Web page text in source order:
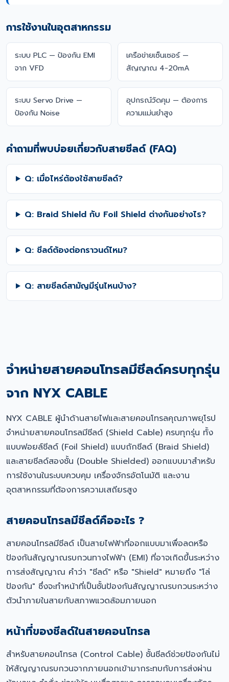
การใช้งานในอุตสาหกรรม
ระบบ PLC — ป้องกัน EMI
จาก VFD
เครือข่ายเซ็นเซอร์ —
สัญญาณ 4-20mA
ระบบ Servo Drive —
ป้องกัน Noise
อุปกรณ์วัดคุม — ต้องการ
ความแม่นยำสูง
คำถามที่พบบ่อยเกี่ยวกับสายชีลด์ (FAQ)
Q: เมื่อไหร่ต้องใช้สายชีลด์?
Q: Braid Shield กับ Foil Shield ต่างกันอย่างไร?
Q: ชีลด์ต้องต่อกราวนด์ไหม?
Q: สายชีลด์สามัญมีรุ่นไหนบ้าง?
จำหน่ายสายคอนโทรลมีชีลด์ครบทุกรุ่น
จาก NYX CABLE
NYX CABLE ผู้นำด้านสายไฟและสายคอนโทรลคุณภาพยุโรป
จำหน่ายสายคอนโทรลมีชีลด์ (Shield Cable) ครบทุกรุ่น ทั้ง
แบบฟอยล์ชีลด์ (Foil Shield) แบบถักชีลด์ (Braid Shield)
และสายชีลด์สองชั้น (Double Shielded) ออกแบบมาสำหรับ
การใช้งานในระบบควบคุม เครื่องจักรอัตโนมัติ และงาน
อุตสาหกรรมที่ต้องการความเสถียรสูง
สายคอนโทรลมีชีลด์คืออะไร ?
สายคอนโทรลมีชีลด์ เป็นสายไฟฟ้าที่ออกแบบมาเพื่อลดหรือ
ป้องกันสัญญาณรบกวนทางไฟฟ้า (EMI) ที่อาจเกิดขึ้นระหว่าง
การส่งสัญญาณ คำว่า "ชีลด์" หรือ "Shield" หมายถึง "โล่
ป้องกัน" ซึ่งจะทำหน้าที่เป็นชั้นป้องกันสัญญาณรบกวนระหว่าง
ตัวนำภายในสายกับสภาพแวดล้อมภายนอก
หน้าที่ของชีลด์ในสายคอนโทรล
สำหรับสายคอนโทรล (Control Cable) ชั้นชีลด์ช่วยป้องกันไม่
ให้สัญญาณรบกวนจากภายนอกเข้ามากระทบกับการส่งผ่าน